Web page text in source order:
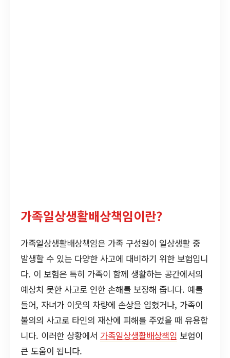
가족일상생활배상책임이란?
가족일상생활배상책임은 가족 구성원이 일상생활 중
발생할 수 있는 다양한 사고에 대비하기 위한 보험입니
다. 이 보험은 특히 가족이 함께 생활하는 공간에서의
예상치 못한 사고로 인한 손해를 보장해 줍니다. 예를
들어, 자녀가 이웃의 차량에 손상을 입혔거나, 가족이
불의의 사고로 타인의 재산에 피해를 주었을 때 유용합
니다. 이러한 상황에서 가족일상생활배상책임 보험이
큰 도움이 됩니다.